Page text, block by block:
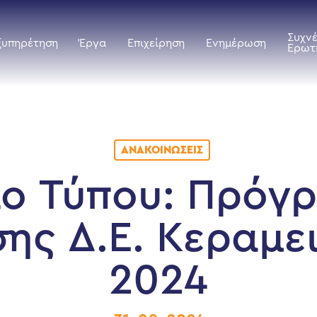
Έργα Επιχείρηση Ενημέρωση
ΑΝΑΚΟΙΝΏΣΕΙΣ
Τύπου:
Δ.Ε.
2024